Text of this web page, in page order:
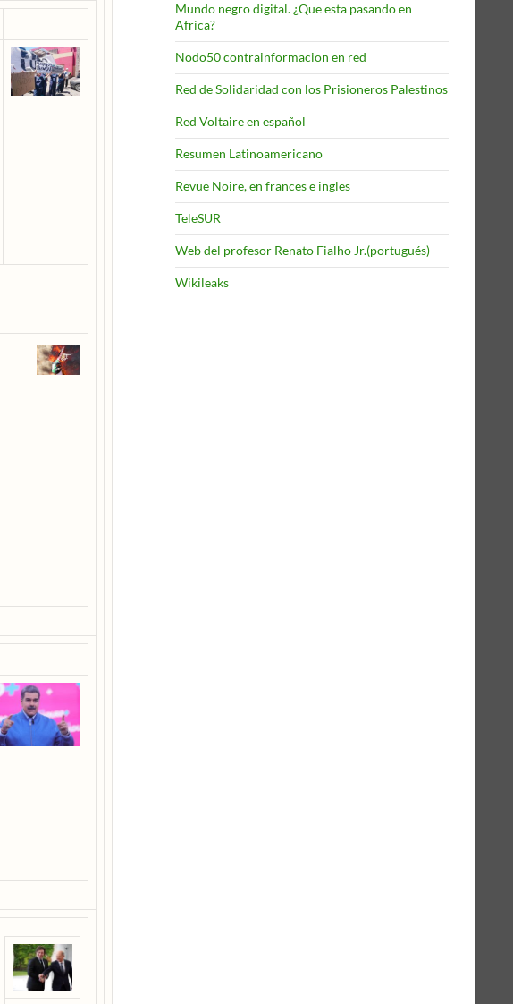
Mundo negro digital. ¿Que esta pasando en
Africa?
Nodo50 contrainformacion en red
Red de Solidaridad con los Prisioneros Palestinos
Red Voltaire en español
Resumen Latinoamericano
Revue Noire, en frances e ingles
TeleSUR
Web del profesor Renato Fialho Jr.(portugués)
Wikileaks